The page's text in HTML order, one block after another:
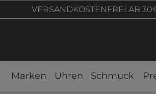
VERSANDKOSTENFREI AB
Marken Uhren Schmuck